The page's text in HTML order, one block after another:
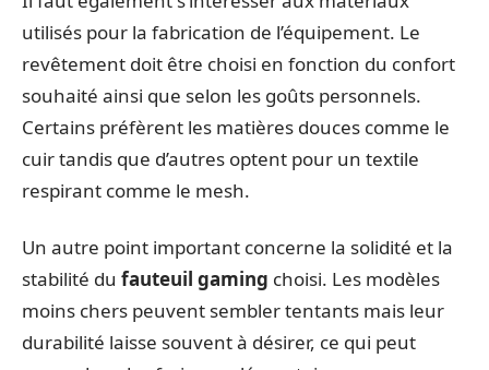
utilisés pour la fabrication de l’équipement. Le
revêtement doit être choisi en fonction du confort
souhaité ainsi que selon les goûts personnels.
Certains préfèrent les matières douces comme le
cuir tandis que d’autres optent pour un textile
respirant comme le mesh.
Un autre point important concerne la solidité et la
stabilité du fauteuil gaming choisi. Les modèles
moins chers peuvent sembler tentants mais leur
durabilité laisse souvent à désirer, ce qui peut